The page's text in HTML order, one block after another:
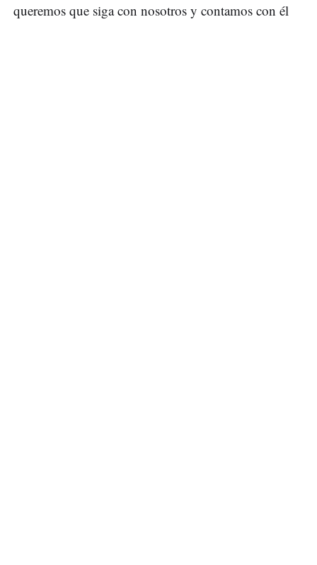
queremos que siga con nosotros y contamos con él